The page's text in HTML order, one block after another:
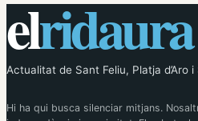
elridaura
Actualitat de Sant Feliu, Platja d’Aro
Hi ha qui busca silenciar mitjans.